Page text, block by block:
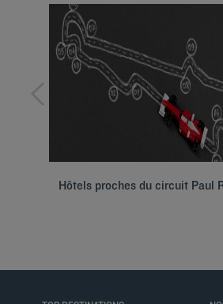
Hôtels proches du circuit Paul